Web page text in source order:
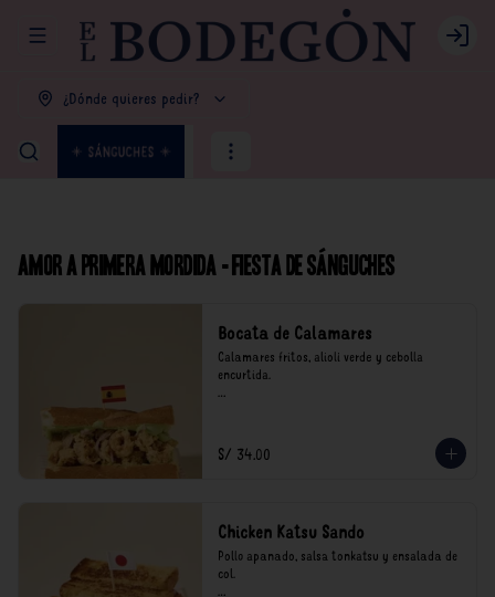
Abrir menu de navegación Login
¿Dónde quieres pedir?
Amor a primera mordida - Fiesta de Sánguches
Bocata de Calamares
Calamares fritos, alioli verde y cebolla
encurtida.
consumo.
S/ 34.00
Chicken Katsu Sando
Pollo apanado, salsa tonkatsu y ensalada de
col.